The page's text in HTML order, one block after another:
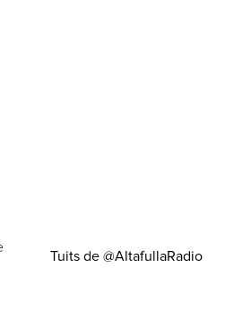
Tuits de @AltafullaRadio